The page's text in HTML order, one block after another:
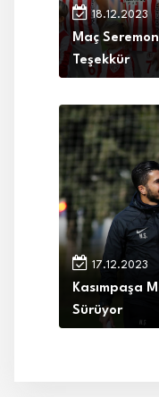
18.12.2023
Maç
Teşekkür
17.12.2023
Kasımpaşa
Sürüyor